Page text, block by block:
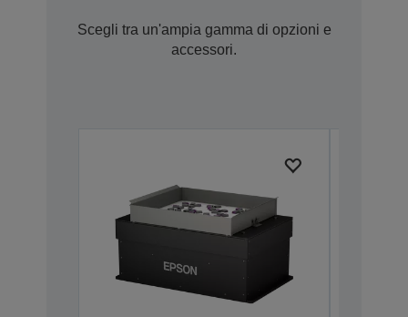
Scegli tra un'ampia gamma di opzioni e
accessori.